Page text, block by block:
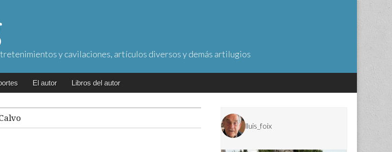
y cavilaciones, artículos diversos y demás artilugios
El autor Libros del autor
lluis_foix